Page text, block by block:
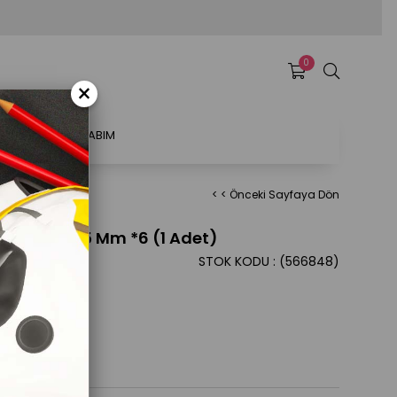
0
HESABIM
< < Önceki Sayfaya Dön
Kalem 0.5 Mm *6 (1 Adet)
(566848)
STOK KODU
0.5 mm
×